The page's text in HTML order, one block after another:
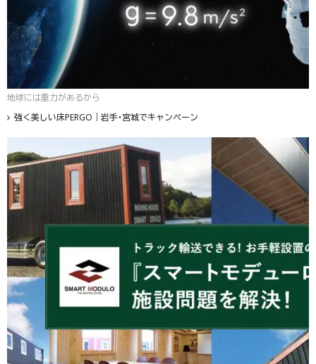
地球には重力があるから
強く美しい床PERGO｜岩手・宮城でキャンペーン